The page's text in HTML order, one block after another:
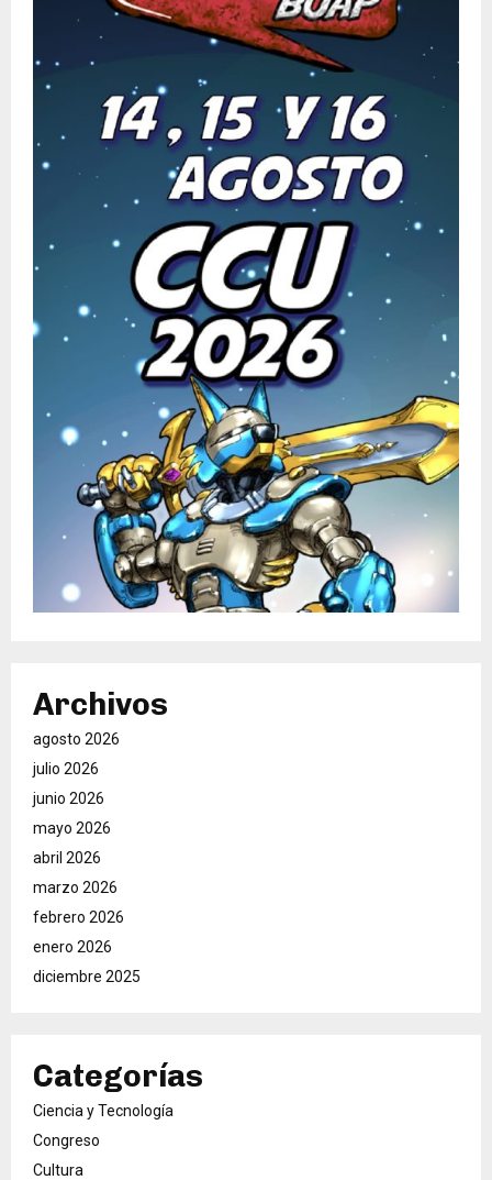
Archivos
agosto 2026
julio 2026
junio 2026
mayo 2026
abril 2026
marzo 2026
febrero 2026
enero 2026
diciembre 2025
Categorías
Ciencia y Tecnología
Congreso
Cultura